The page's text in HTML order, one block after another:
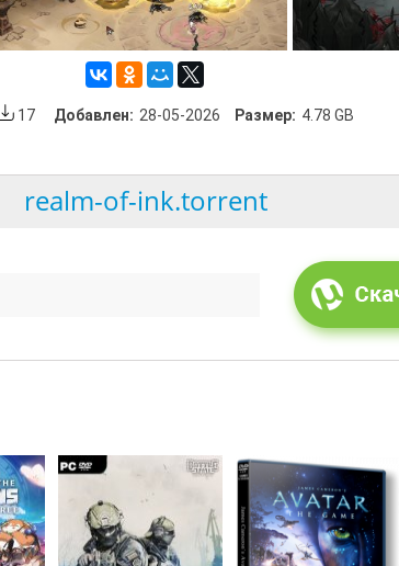
17 Добавлен: 28-05-2026 Размер: 4.78 GB
realm-of-ink.torrent